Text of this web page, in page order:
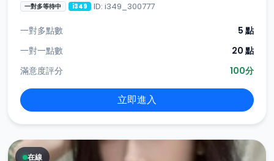
一對多等待中 i349 ID: i349_300777
一對多點數
5 點
一對一點數
20 點
滿意度評分
100分
立即進入
在線